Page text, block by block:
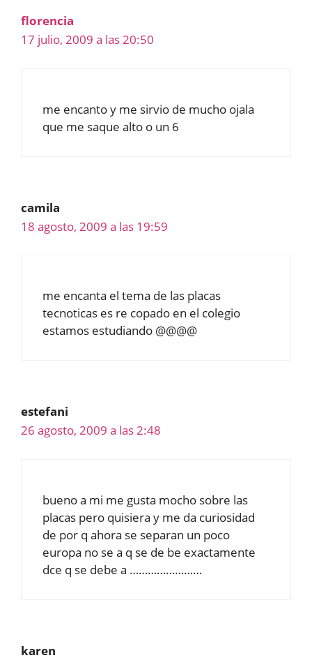
florencia
17 julio, 2009 a las 20:50
me encanto y me sirvio de mucho ojala
que me saque alto o un 6
camila
18 agosto, 2009 a las 19:59
me encanta el tema de las placas
tecnoticas es re copado en el colegio
estamos estudiando @@@@
estefani
26 agosto, 2009 a las 2:48
bueno a mi me gusta mocho sobre las
placas pero quisiera y me da curiosidad
de por q ahora se separan un poco
europa no se a q se de be exactamente
dce q se debe a ……………………
karen